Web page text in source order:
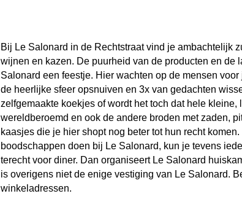
Bij Le Salonard in de Rechtstraat vind je ambachtelijk
wijnen en kazen. De puurheid van de producten en de
Salonard een feestje. Hier wachten op de mensen
de heerlijke sfeer opsnuiven en 3x van gedachten
zelfgemaakte koekjes of wordt het toch dat hele
wereldberoemd en ook de andere broden met zaden,
kaasjes die je hier shopt nog beter tot hun recht
boodschappen doen bij Le Salonard, kun je tevens
terecht voor diner. Dan organiseert Le Salonard
is overigens niet de enige vestiging van Le Salonard.
winkeladressen.